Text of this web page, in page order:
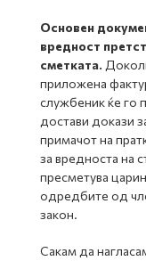
Основен
вредност
сметката.
приложена
службеник ќе го
достави докази
примачот на
за вредноста на
пресметува
одредбите од
закон.
Сакам да